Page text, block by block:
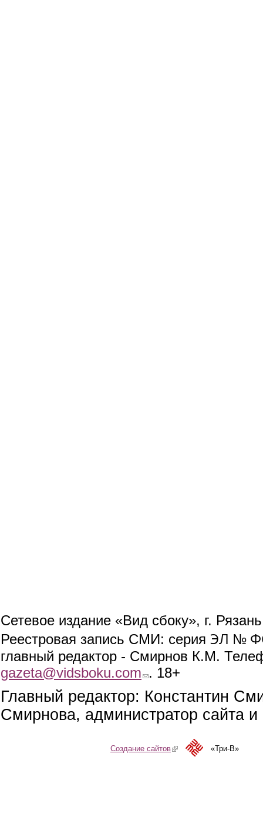
Сетевое издание «Вид сбоку», г.
Реестровая запись СМИ: серия ЭЛ №
главный редактор - Смирнов К.М.
gazeta@vidsboku.com (link sends e-mail)
. 18+
Главный редактор: Константин
Смирнова, администратор сайта
Создание сайтов(link is external)«Три-В»